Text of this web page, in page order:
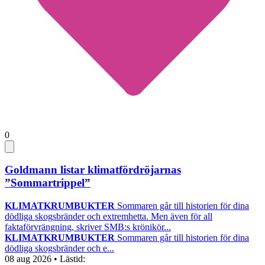
0
Goldmann listar klimatfördröjarnas
”Sommartrippel”
KLIMATKRUMBUKTER Sommaren går till historien för dina
dödliga skogsbränder och extremhetta. Men även för all
faktaförvrängning, skriver SMB:s krönikör...
KLIMATKRUMBUKTER Sommaren går till historien för dina
dödliga skogsbränder och e...
08 aug 2026 • Lästid: